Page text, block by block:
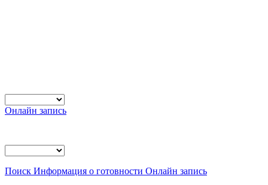
Онлайн запись
Поиск Информация о готовности Онлайн запись